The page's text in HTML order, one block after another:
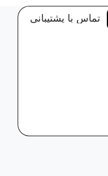
تماس با پشتیبانی